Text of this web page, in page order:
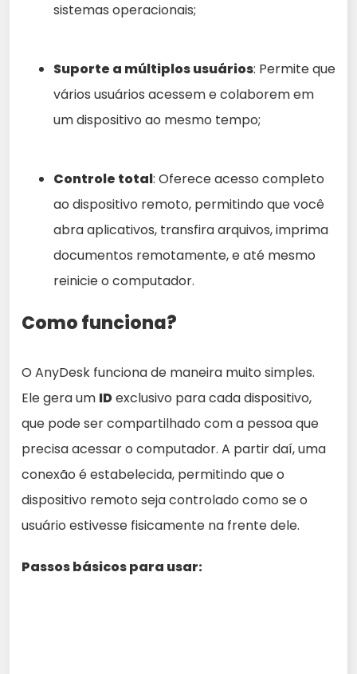
sistemas operacionais;
Suporte a múltiplos usuários: Permite que
vários usuários acessem e colaborem em
um dispositivo ao mesmo tempo;
Controle total: Oferece acesso completo
ao dispositivo remoto, permitindo que você
abra aplicativos, transfira arquivos, imprima
documentos remotamente, e até mesmo
reinicie o computador.
Como funciona?
O AnyDesk funciona de maneira muito simples.
Ele gera um IDexclusivo para cada dispositivo,
que pode ser compartilhado com a pessoa que
precisa acessar o computador. A partir daí, uma
conexão é estabelecida, permitindo que o
dispositivo remoto seja controlado como se o
usuário estivesse fisicamente na frente dele.
Passos básicos para usar: